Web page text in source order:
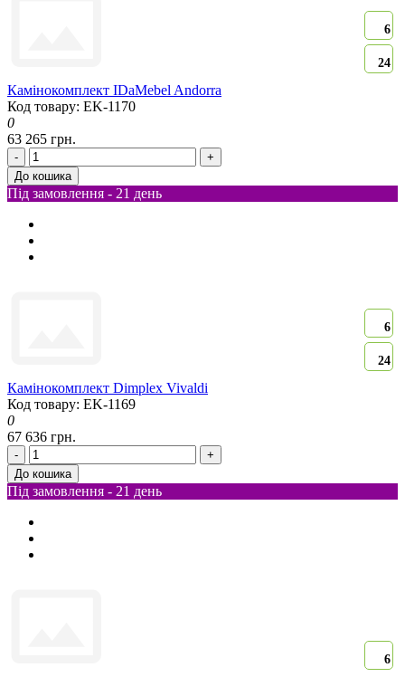
6
24
Камінокомплект IDaMebel Andorra
Код товару: EK-1170
0
63 265 грн.
-
+
До кошика
Під замовлення - 21 день
6
24
Камінокомплект Dimplex Vivaldi
Код товару: EK-1169
0
67 636 грн.
-
+
До кошика
Під замовлення - 21 день
6